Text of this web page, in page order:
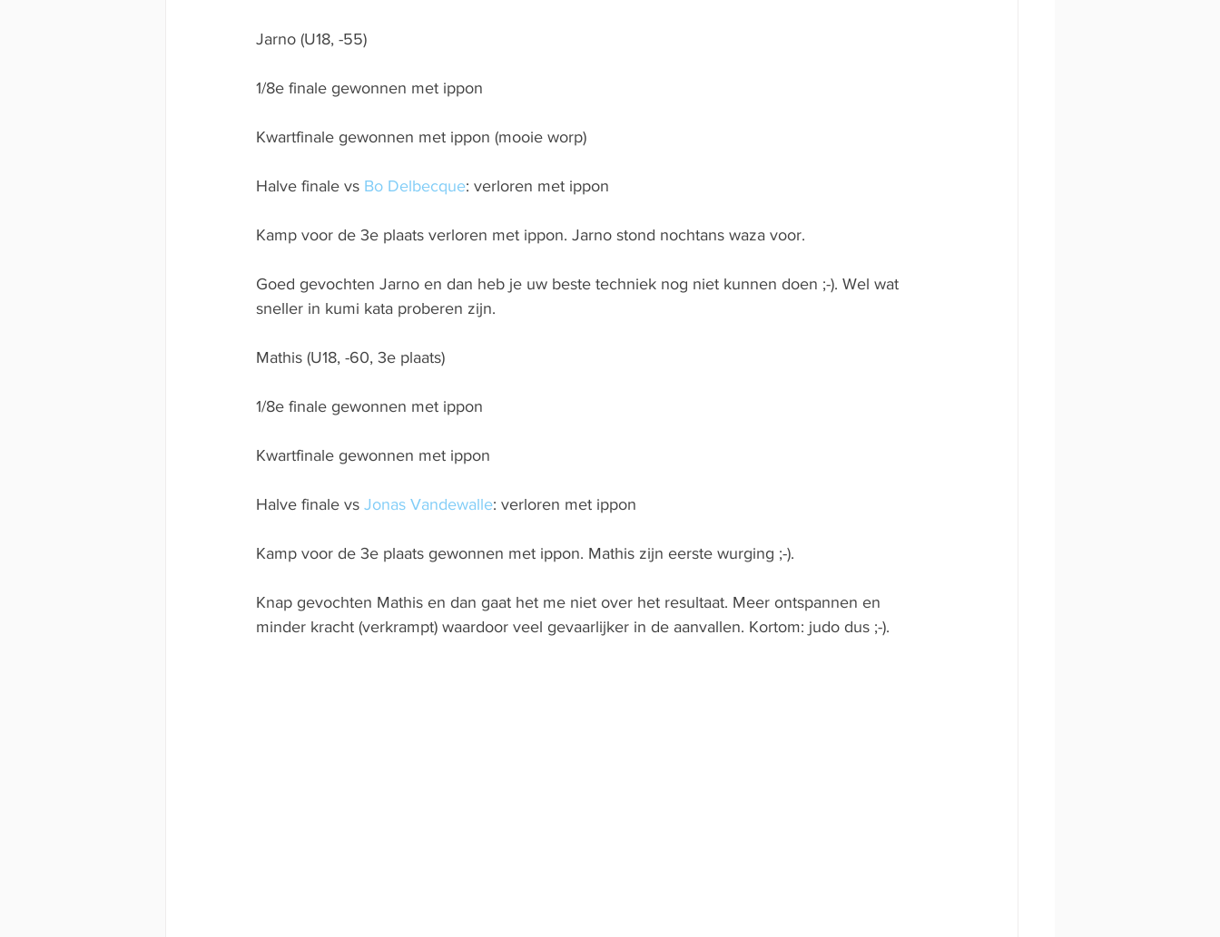
Jarno (U18, -55)
1/8e finale gewonnen met ippon
Kwartfinale gewonnen met ippon (mooie worp)
Halve finale vs Bo Delbecque: verloren met ippon
Kamp voor de 3e plaats verloren met ippon. Jarno stond nochtans waza voor.
Goed gevochten Jarno en dan heb je uw beste techniek nog niet kunnen doen ;-). Wel wat
sneller in kumi kata proberen zijn.
Mathis (U18, -60, 3e plaats)
1/8e finale gewonnen met ippon
Kwartfinale gewonnen met ippon
Halve finale vs Jonas Vandewalle: verloren met ippon
Kamp voor de 3e plaats gewonnen met ippon. Mathis zijn eerste wurging ;-).
Knap gevochten Mathis en dan gaat het me niet over het resultaat. Meer ontspannen en
minder kracht (verkrampt) waardoor veel gevaarlijker in de aanvallen. Kortom: judo dus ;-).